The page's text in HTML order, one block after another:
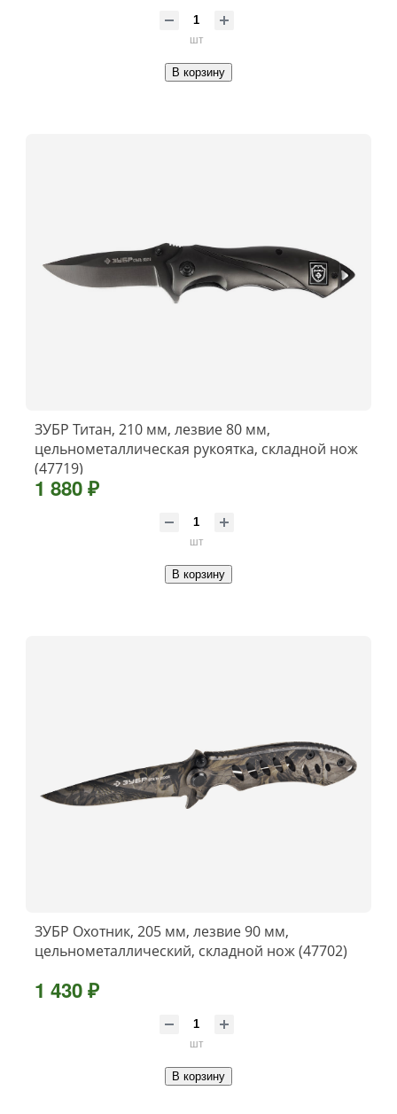
шт
В корзину
ЗУБР Титан, 210 мм, лезвие 80 мм,
цельнометаллическая рукоятка, складной нож
(47719)
1 880 ₽
шт
В корзину
ЗУБР Охотник, 205 мм, лезвие 90 мм,
цельнометаллический, складной нож (47702)
1 430 ₽
шт
В корзину